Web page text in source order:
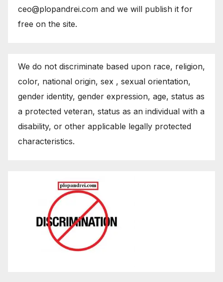
ceo@plopandrei.com and we will publish it for
free on the site.
We do not discriminate based upon race, religion,
color, national origin, sex , sexual orientation,
gender identity, gender expression, age, status as
a protected veteran, status as an individual with a
disability, or other applicable legally protected
characteristics.